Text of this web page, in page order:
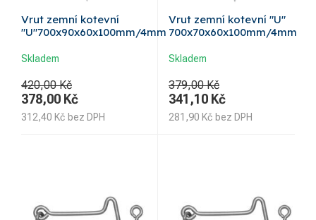
Vrut zemní kotevní
"U"700x90x60x100mm/4mm
Skladem
420,00 Kč
378,00 Kč
312,40 Kč bez DPH
Vrut zemní kotevní "U"
700x70x60x100mm/4mm
Skladem
379,00 Kč
341,10 Kč
281,90 Kč bez DPH